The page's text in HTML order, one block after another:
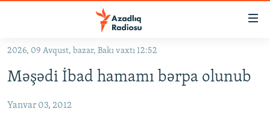
Əsas
qayıt
naviqasiyaya
#İZAHLA
KORRUPSIOMETR
2026, 09 Avqust, bazar, Bakı vaxtı 12:52
Məşədi İbad hamamı bərpa olunub
Yanvar 03, 2012